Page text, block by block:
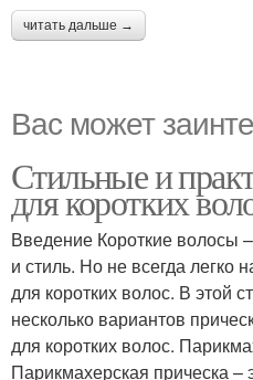
читать дальше →
Вас может
Стильные и
для коротких
Введение Короткие волосы
и стиль. Но не всегда легко
для коротких волос. В этой
несколько вариантов
для коротких волос.
Парикмахерская прическа